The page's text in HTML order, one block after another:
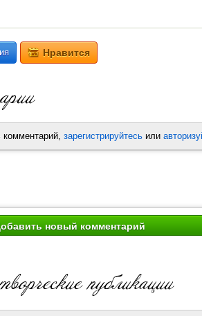
Нравится
комментарий, зарегистрируйтесь или